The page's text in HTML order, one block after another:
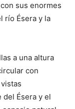
sus enormes
río Ésera y la
a una altura
con
del Ésera y el